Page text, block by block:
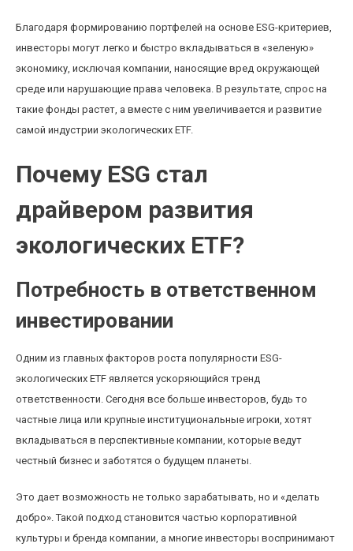
Благодаря формированию портфелей на основе ESG-критериев,
инвесторы могут легко и быстро вкладываться в «зеленую»
экономику, исключая компании, наносящие вред окружающей
среде или нарушающие права человека. В результате, спрос на
такие фонды растет, а вместе с ним увеличивается и развитие
самой индустрии экологических ETF.
Почему ESG стал
драйвером развития
экологических ETF?
Потребность в ответственном
инвестировании
Одним из главных факторов роста популярности ESG-
экологических ETF является ускоряющийся тренд
ответственности. Сегодня все больше инвесторов, будь то
частные лица или крупные институциональные игроки, хотят
вкладываться в перспективные компании, которые ведут
честный бизнес и заботятся о будущем планеты.
Это дает возможность не только зарабатывать, но и «делать
добро». Такой подход становится частью корпоративной
культуры и бренда компании, а многие инвесторы воспринимают